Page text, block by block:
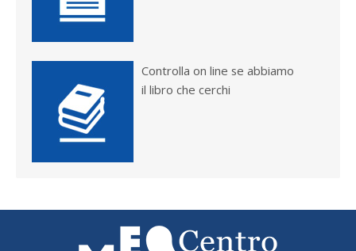
Controlla on line se abbiamo
il libro che cerchi